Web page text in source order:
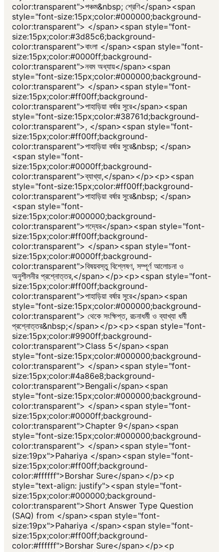
color:transparent">পঞ্চম&nbsp; শ্রেণি</span><span
style="font-size:15px;color:#000000;background-
color:transparent"> </span><span style="font-
size:15px;color:#3d85c6;background-
color:transparent">বাংলা </span><span style="font-
size:15px;color:#0000ff;background-
color:transparent">নবম অধ্যায়</span><span
style="font-size:15px;color:#000000;background-
color:transparent"> </span><span style="font-
size:15px;color:#ff00ff;background-
color:transparent">পাহাড়িয়া বর্ষার সুরে</span><span
style="font-size:15px;color:#38761d;background-
color:transparent">, </span><span style="font-
size:15px;color:#ff00ff;background-
color:transparent">পাহাড়িয়া বর্ষার সুরে&nbsp; </span>
<span style="font-
size:15px;color:#0000ff;background-
color:transparent">ব্যাখ্যা,</span></p><p><span
style="font-size:15px;color:#ff00ff;background-
color:transparent">পাহাড়িয়া বর্ষার সুরে&nbsp; </span>
<span style="font-
size:15px;color:#000000;background-
color:transparent">গদ্যের</span><span style="font-
size:15px;color:#ff00ff;background-
color:transparent"> </span><span style="font-
size:15px;color:#0000ff;background-
color:transparent">বিষয়বস্তু বিশ্লেষণ, সম্পূর্ণ আলোচনা ও
অনুশীলনীর প্রশ্নোত্তর,</span></p><p><span style="font-
size:15px;color:#ff00ff;background-
color:transparent">পাহাড়িয়া বর্ষার সুরে</span><span
style="font-size:15px;color:#000000;background-
color:transparent"> থেকে সংক্ষিপ্ত, রচনাধর্মী ও ব্যাখ্যা ধর্মী
প্রশ্নোত্তর&nbsp;</span></p><p><span style="font-
size:15px;color:#9900ff;background-
color:transparent">Class 5</span><span
style="font-size:15px;color:#000000;background-
color:transparent"> </span><span style="font-
size:15px;color:#4a86e8;background-
color:transparent">Bengali</span><span
style="font-size:15px;color:#000000;background-
color:transparent"> </span><span style="font-
size:15px;color:#0000ff;background-
color:transparent">Chapter 9</span><span
style="font-size:15px;color:#000000;background-
color:transparent"> </span><span style="font-
size:19px">Pahariya </span><span style="font-
size:15px;color:#ff00ff;background-
color:#ffffff">Borshar Sure</span></p><p
style="text-align: justify"><span style="font-
size:15px;color:#000000;background-
color:transparent">Short Answer Type Question
(SAQ) from </span><span style="font-
size:19px">Pahariya </span><span style="font-
size:15px;color:#ff00ff;background-
color:#ffffff">Borshar Sure</span></p><p